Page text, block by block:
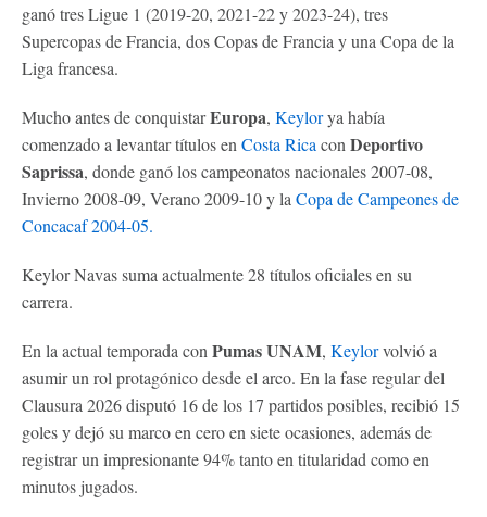
ganó tres Ligue 1 (2019-20, 2021-22 y 2023-24), tres
Supercopas de Francia, dos Copas de Francia y una Copa de la
Liga francesa.
Mucho antes de conquistarEuropa, Keylorya había
comenzado a levantar títulos en Costa Rica con Deportivo
Saprissa, donde ganó los campeonatos nacionales 2007-08,
Invierno 2008-09, Verano 2009-10 y la Copa de Campeones de
Concacaf 2004-05.
Keylor Navas suma actualmente 28 títulos oficiales en su
carrera.
En la actual temporada con Pumas UNAM, Keylorvolvió a
asumir un rol protagónico desde el arco. En la fase regular del
Clausura 2026 disputó 16 de los 17 partidos posibles, recibió 15
goles y dejó su marco en cero en siete ocasiones, además de
registrar un impresionante 94% tanto en titularidad como en
minutos jugados.